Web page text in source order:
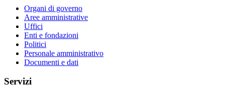
Organi di governo
Aree amministrative
Uffici
Enti e fondazioni
Politici
Personale amministrativo
Documenti e dati
Servizi